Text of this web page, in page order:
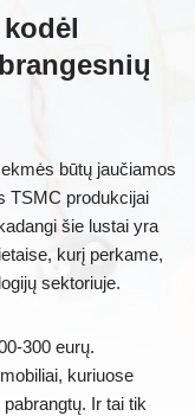
būtų jaučiamos
TSMC produkcijai
šie lustai yra
kurį perkame,
sektoriuje.
300 eurų.
kuriuose
Ir tai tik